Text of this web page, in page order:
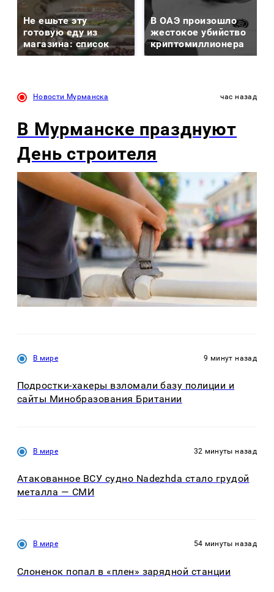
Не ешьте эту
готовую еду из
магазина: список
В ОАЭ произошло
жестокое убийство
криптомиллионера
Новости Мурманска час назад
В Мурманске празднуют
День строителя
В мире 9 минут назад
Подростки-хакеры взломали базу полиции и
сайты Минобразования Британии
В мире 32 минуты назад
Атакованное ВСУ судно Nadezhda стало грудой
металла — СМИ
В мире 54 минуты назад
Слоненок попал в «плен» зарядной станции